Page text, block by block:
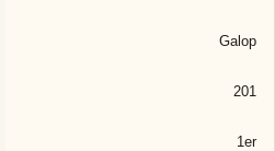
Galop
201
1er